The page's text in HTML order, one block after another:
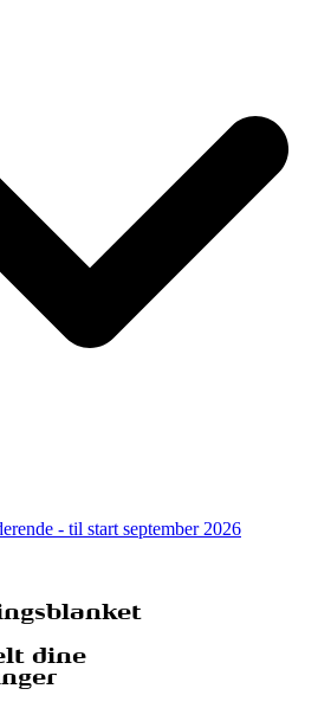
- til start september 2026
dine